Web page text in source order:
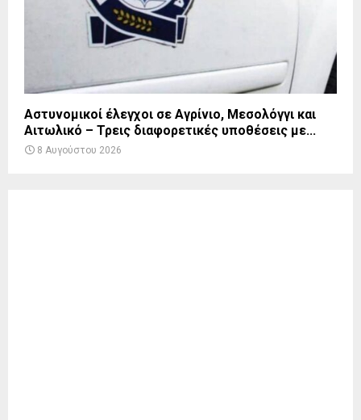
Αστυνομικοί έλεγχοι σε Αγρίνιο, Μεσολόγγι και
Αιτωλικό – Τρεις διαφορετικές υποθέσεις με...
8 Αυγούστου 2026